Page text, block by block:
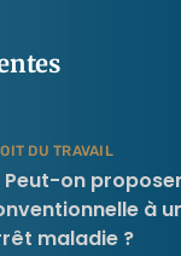
DU TRAVAIL
Peut-on
à
maladie ?